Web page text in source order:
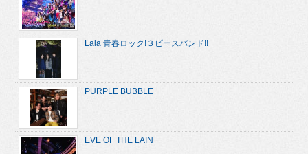
Lala 青春ロック!３ピースバンド!!
PURPLE BUBBLE
EVE OF THE LAIN